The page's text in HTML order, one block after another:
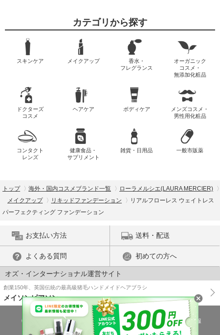
カテゴリから探す
スキンケア メイクアップ
香水・
フレグランス
オーガニック
コスメ・
無添加化粧品
ドクターズ
コスメ
ヘアケア ボディケア
メンズコスメ・
男性用化粧品
コンタクト
レンズ
健康食品・
サプリメント
雑貨・日用品 一般市販薬
トップ 海外・国内コスメブランド一覧
ローラメルシエ(LAURA MERCIER)
メイクアップ
リキッドファンデーション
リアルフローレス ウェイトレス
パーフェクティング ファンデーション
お支払い方法 送料・配送
よくある質問 初めての方へ
オズ・インターナショナル運営サイト
創業150年、英国伝統の最高級猪毛ハンドメイドヘアブラシ
メイソンピアソン
特商法に基づく表示 プライバシーポリシー
医薬品販売許可証の情報
ご利用規約
PC版で表示